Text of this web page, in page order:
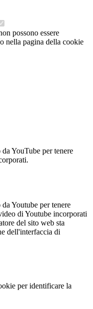
possono essere
nella pagina della cookie
YouTube per tenere
Youtube per tenere
di Youtube incorporati
del sito web sta
dell'interfaccia di
per identificare la